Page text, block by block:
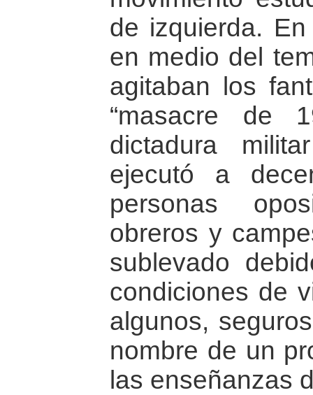
de izquierda.
en medio del
agitaban los
“masacre de
dictadura
ejecutó a
personas
obreros y
sublevado
condiciones de
algunos,
nombre de un
las enseñanzas